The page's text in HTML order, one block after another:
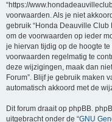
“https://
voorwaarden. Als je niet
gebruik “Honda Deauville Club
om de voorwaarden op ieder
je hiervan tijdig op de hoogte
voorwaarden regelmatig te
deze wijzigingen, maak dan
Forum”. Blijf je gebruik maken
automatisch akkoord met de
Dit forum draait op phpBB.
uitgebracht onder de “GNU